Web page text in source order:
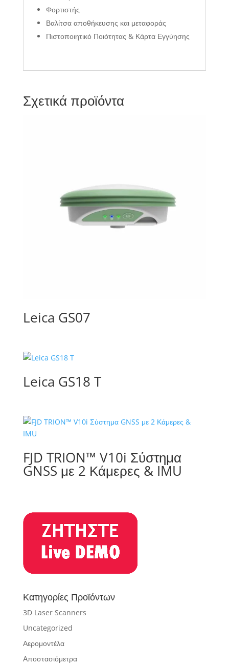
Φορτιστής
Βαλίτσα αποθήκευσης και μεταφοράς
Πιστοποιητικό Ποιότητας & Κάρτα Εγγύησης
Σχετικά προϊόντα
Leica GS07
Leica GS18 T
FJD TRION™ V10i Σύστημα
GNSS με 2 Κάμερες & IMU
Κατηγορίες Προϊόντων
3D Laser Scanners
Uncategorized
Αερομοντέλα
Αποστασιόμετρα